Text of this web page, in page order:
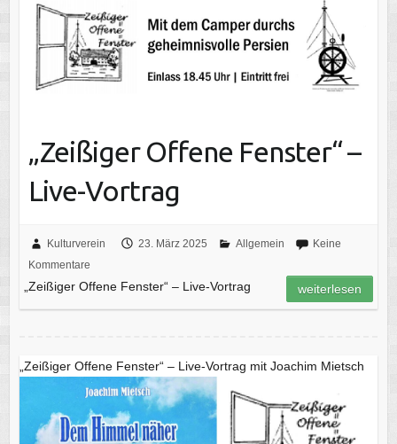
„Zeißiger Offene Fenster“ –
Live-Vortrag
Kulturverein 23. März 2025 Allgemein
Keine
Kommentare
„Zeißiger Offene Fenster“ – Live-Vortrag weiterlesen
„Zeißiger Offene Fenster“ – Live-Vortrag mit Joachim Mietsch